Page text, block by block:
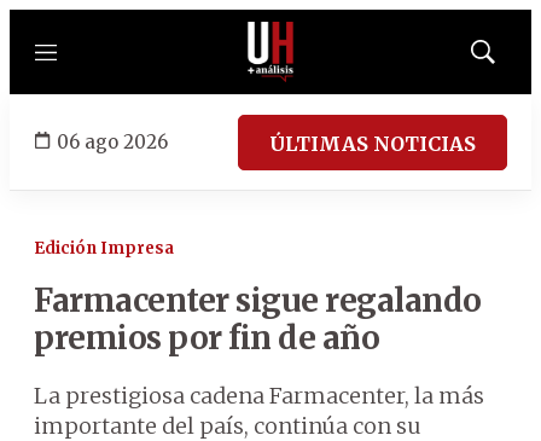
Menú
Mostrar
06 ago 2026 ÚLTIMAS NOTICIAS
Edición Impresa
Farmacenter sigue regalando
premios por fin de año
La prestigiosa cadena Farmacenter, la más
importante del país, continúa con su